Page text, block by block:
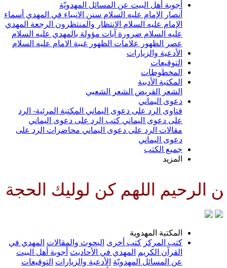
أهل البيت عن المسائل المهدويّة
الإمام عليه السلامسنن الانبياء في المهديأسماء
عليه السلامالانتظار والمنتظرونالرجعةالمهدي
السلام ضرورة آيات مؤولة بالمهدي عليه السلام
علامات الظهورغيبة الامام عليه السلام
والزيارات
الأدبية
الشعر الشعبي
اليماني
الرد على دعوى اليماني المكتبة المرئية- الرد
دعوى اليماني كتب الرد على دعوى اليماني
الرد على دعوى اليماني محاضرات الرد على
كن لوليك الحجة بن الحسن
المهدوية
كتب أخرى البحوث والمقالات المهدي في
المهدي في الأحاديث أجوبة أهل البيت
المسائل المهدويّة الأدعية والزيارات التوقيعات